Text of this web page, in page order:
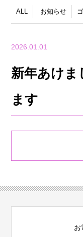
ALL お知らせ
2026.01.01
新年あけ
ます
お